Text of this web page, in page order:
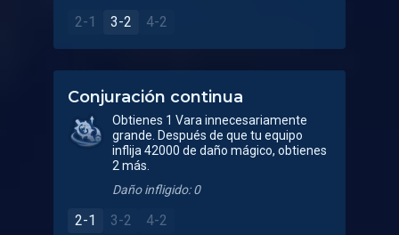
2-1 3-2 4-2
Conjuración continua
Obtienes 1 Vara innecesariamente
grande. Después de que tu equipo
inflija 42000 de daño mágico, obtienes
2 más.
Daño infligido: 0
2-1 3-2 4-2